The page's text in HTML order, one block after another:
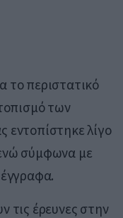
το περιστατικό
των
εντοπίστηκε λίγο
σύμφωνα με
έγγραφα.
τις έρευνες στην